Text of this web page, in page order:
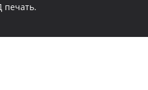
печать.